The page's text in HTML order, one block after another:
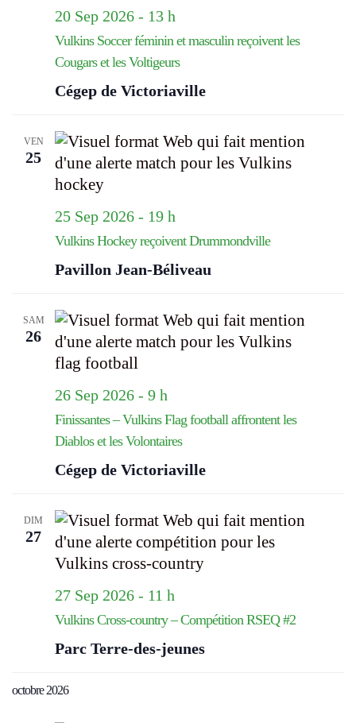
20 Sep 2026 - 13 h
Vulkins Soccer féminin et masculin reçoivent les
Cougars et les Voltigeurs
Cégep de Victoriaville
VEN
25
25 Sep 2026 - 19 h
Vulkins Hockey reçoivent Drummondville
Pavillon Jean-Béliveau
SAM
26
26 Sep 2026 - 9 h
Finissantes – Vulkins Flag football affrontent les
Diablos et les Volontaires
Cégep de Victoriaville
DIM
27
27 Sep 2026 - 11 h
Vulkins Cross-country – Compétition RSEQ #2
Parc Terre-des-jeunes
octobre 2026